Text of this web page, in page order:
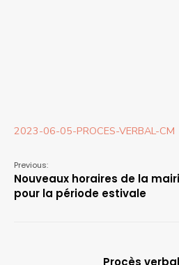
2023-06-05-PROCES-VERBAL-CM
Previous:
Nouveaux horaires de la
pour la période estivale